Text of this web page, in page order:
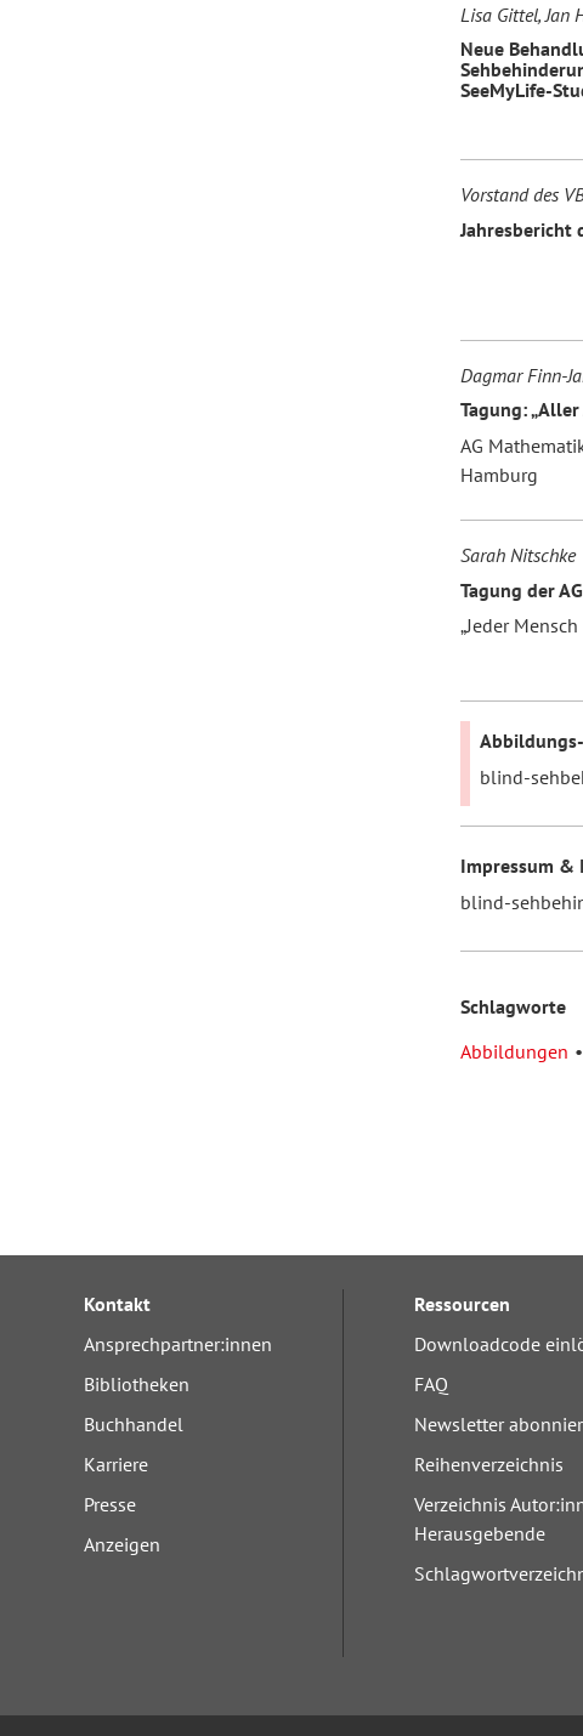
Lisa Gittel, Jan
Neue
SeeMyLife-
Vorstand des
Jahresbericht
Dagmar Finn-
Tagung:
AG
Hamburg
Sarah Nitschke
Tagung der
„Jeder
blind-
Impressum &
blind-
Schlagworte
Abbildungen
Kontakt
Ansprechpartner:innen
Bibliotheken
Buchhandel
Karriere
Presse
Anzeigen
Ressourcen
Downloadcode
FAQ
Newsletter
Reihenverzeichnis
Verzeichnis
Herausgebende